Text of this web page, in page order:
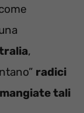
,
radici
mangiate tali